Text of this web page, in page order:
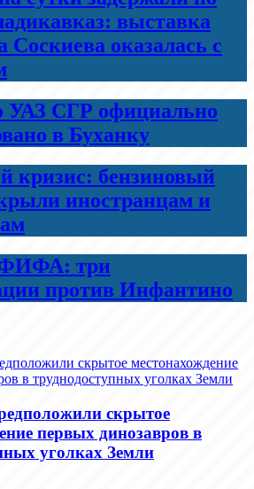
выставка
Соскиева оказалась с
УАЗ СГР официально
в Буханку
кризис: бензиновый
иностранцам и
ФИФА: три
против Инфантино
скрытое
первых динозавров в
уголках Земли